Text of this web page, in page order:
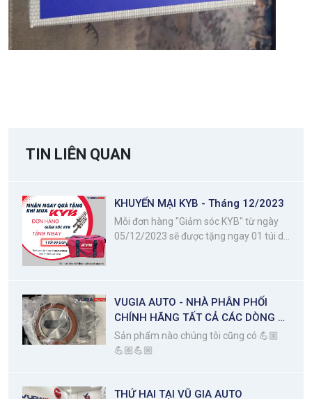
TIN LIÊN QUAN
KHUYẾN MẠI KYB - Tháng 12/2023
Mỗi đơn hàng "Giảm sóc KYB" từ ngày
05/12/2023 sẽ được tặng ngay 01 túi du
VUGIA AUTO - NHÀ PHÂN PHỐI
CHÍNH HÃNG TẤT CẢ CÁC DÒNG BI
- NSK
Sản phẩm nào chúng tôi cũng có 💪🏼
💪🏼💪🏼
THỨ HAI TẠI VŨ GIA AUTO